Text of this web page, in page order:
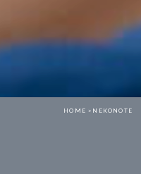
HOME > NEKONOTE